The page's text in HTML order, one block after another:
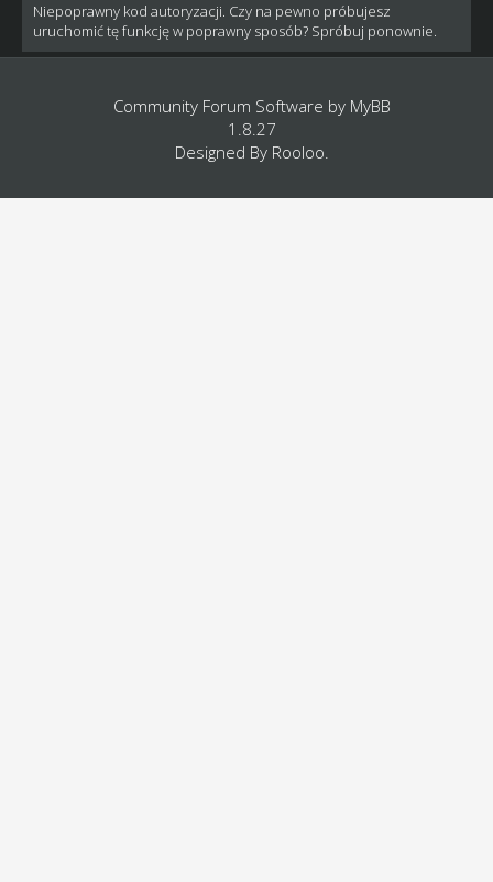
Niepoprawny kod autoryzacji. Czy na pewno próbujesz
uruchomić tę funkcję w poprawny sposób? Spróbuj ponownie.
Community Forum Software by MyBB
1.8.27
Designed By Rooloo.